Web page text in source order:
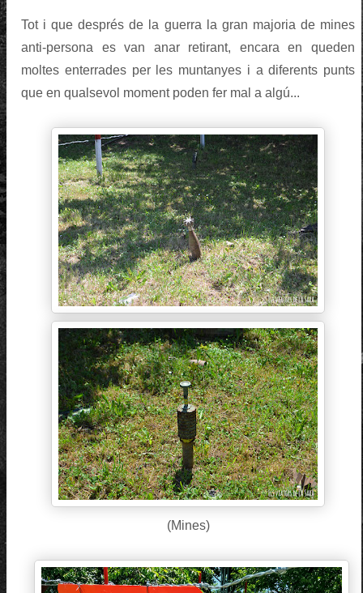
Tot i que després de la guerra la gran majoria de mines
anti-persona es van anar retirant, encara en queden
moltes enterrades per les muntanyes i a diferents punts
que en qualsevol moment poden fer mal a algú...
(Mines)